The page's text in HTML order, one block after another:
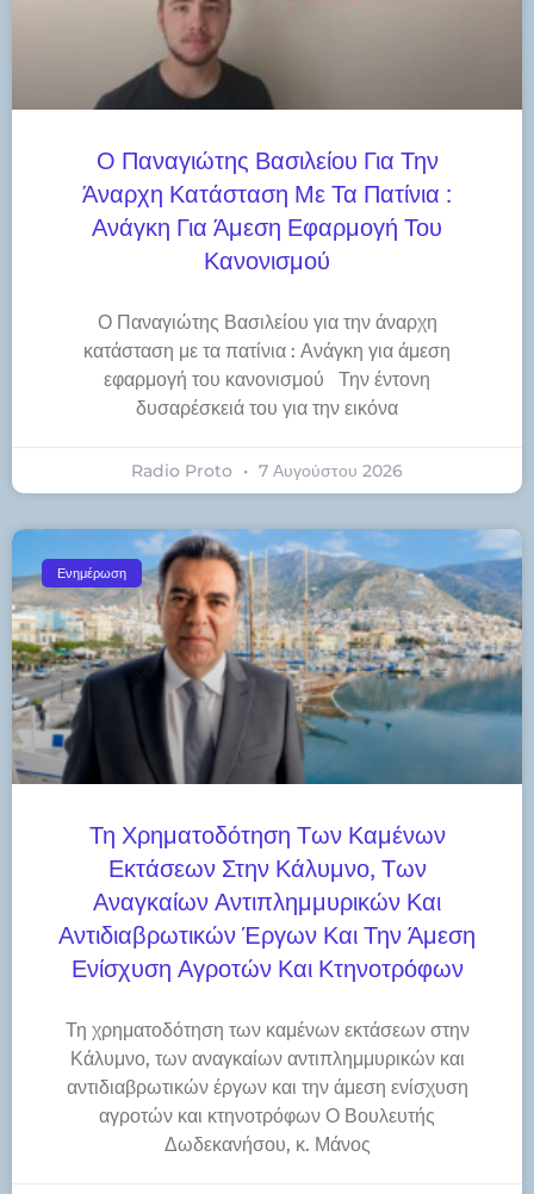
Ο Παναγιώτης Βασιλείου Για Την
Άναρχη Κατάσταση Με Τα Πατίνια :
Ανάγκη Για Άμεση Εφαρμογή Του
Κανονισμού
Ο Παναγιώτης Βασιλείου για την άναρχη
κατάσταση με τα πατίνια : Ανάγκη για άμεση
εφαρμογή του κανονισμού Την έντονη
δυσαρέσκειά του για την εικόνα
Radio Proto 7 Αυγούστου 2026
Ενημέρωση
Τη Χρηματοδότηση Των Καμένων
Εκτάσεων Στην Κάλυμνο, Των
Αναγκαίων Αντιπλημμυρικών Και
Αντιδιαβρωτικών Έργων Και Την Άμεση
Ενίσχυση Αγροτών Και Κτηνοτρόφων
Τη χρηματοδότηση των καμένων εκτάσεων στην
Κάλυμνο, των αναγκαίων αντιπλημμυρικών και
αντιδιαβρωτικών έργων και την άμεση ενίσχυση
αγροτών και κτηνοτρόφων Ο Βουλευτής
Δωδεκανήσου, κ. Μάνος